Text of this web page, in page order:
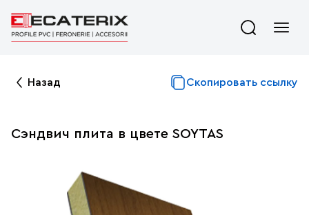
Назад Скопировать ссылку
Сэндвич плита в цвете SOYTAS